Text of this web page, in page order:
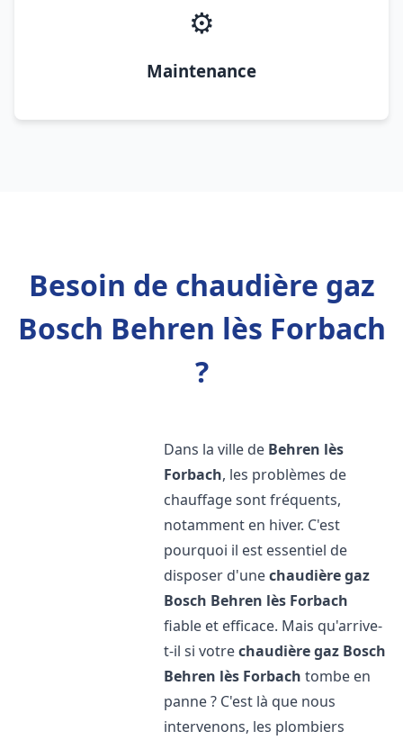
⚙️
Maintenance
Besoin de chaudière gaz
Bosch Behren lès Forbach
?
Dans la ville de Behren lès
Forbach, les problèmes de
chauffage sont fréquents,
notamment en hiver. C'est
pourquoi il est essentiel de
disposer d'unechaudière gaz
Bosch Behren lès Forbach
fiable et efficace. Mais qu'arrive-
t-il si votrechaudière gaz Bosch
Behren lès Forbach tombe en
panne ? C'est là que nous
intervenons, les plombiers